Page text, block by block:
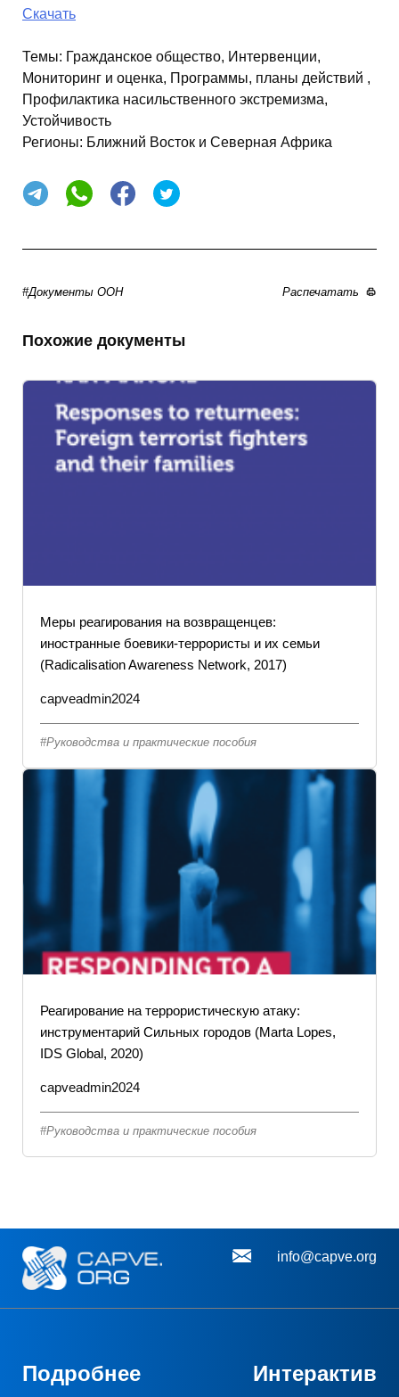
Скачать
Темы: Гражданское общество, Интервенции,
Мониторинг и оценка, Программы, планы действий ,
Профилактика насильственного экстремизма,
Устойчивость
Регионы: Ближний Восток и Северная Африка
#Документы ООН Распечатать
Похожие документы
Меры реагирования на возвращенцев:
иностранные боевики-террористы и их семьи
(Radicalisation Awareness Network, 2017)
capveadmin2024
Руководства и практические пособия
Реагирование на террористическую атаку:
инструментарий Сильных городов (Marta Lopes,
IDS Global, 2020)
capveadmin2024
Руководства и практические пособия
info@capve.org
Подробнее Интерактив